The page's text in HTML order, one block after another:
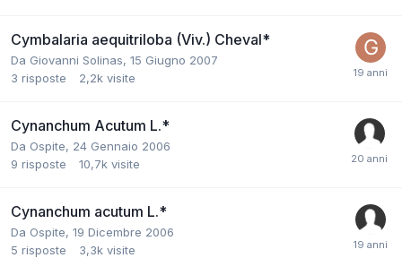
Cymbalaria aequitriloba (Viv.) Cheval*
Da Giovanni Solinas, 15 Giugno 2007
3 risposte 2,2k visite
Cynanchum Acutum L.*
Da Ospite, 24 Gennaio 2006
9 risposte 10,7k visite
Cynanchum acutum L.*
Da Ospite, 19 Dicembre 2006
5 risposte 3,3k visite